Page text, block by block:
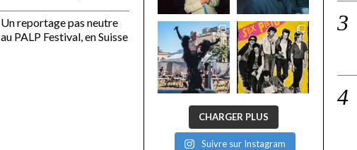
Un reportage pas neutre
au PALP Festival, en Suisse
CHARGER PLUS
Suivre sur Instagram